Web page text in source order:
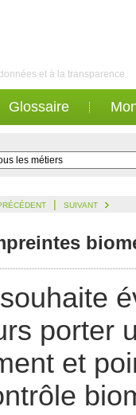
et à la transparence
Glossaire
| SUIVANT
porter
et